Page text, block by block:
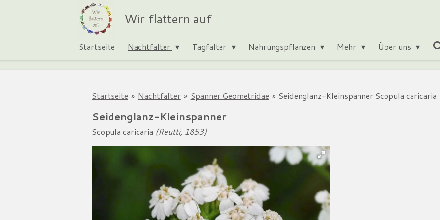
Wir flattern auf
Startseite Nachtfalter Tagfalter Nahrungspflanzen Mehr Über uns
Startseite » Nachtfalter » Spanner Geometridae » Seidenglanz-Kleinspanner Scopula caricaria
Seidenglanz-Kleinspanner
Scopula caricaria (Reutti, 1853)